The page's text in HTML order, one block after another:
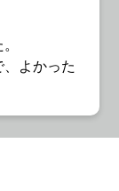
よかった